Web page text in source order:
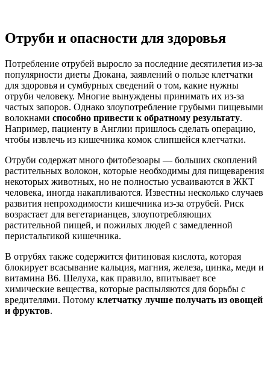
Отруби и опасности для здоровья
Потребление отрубей выросло за последние десятилетия из-за
популярности диеты Дюкана, заявлений о пользе клетчатки
для здоровья и сумбурных сведений о том, какие нужны
отруби человеку. Многие вынуждены принимать их из-за
частых запоров. Однако злоупотребление грубыми пищевыми
волокнами способно привести к обратному результату.
Например, пациенту в Англии пришлось сделать операцию,
чтобы извлечь из кишечника комок слипшейся клетчатки.
Отруби содержат много фитобезоары — больших скоплений
растительных волокон, которые необходимы для пищеварения
некоторых животных, но не полностью усваиваются в ЖКТ
человека, иногда накапливаются. Известны несколько случаев
развития непроходимости кишечника из-за отрубей. Риск
возрастает для вегетарианцев, злоупотребляющих
растительной пищей, и пожилых людей с замедленной
перистальтикой кишечника.
В отрубях также содержится фитиновая кислота, которая
блокирует всасывание кальция, магния, железа, цинка, меди и
витамина В6. Шелуха, как правило, впитывает все
химические вещества, которые распыляются для борьбы с
вредителями. Потому клетчатку лучше получать из овощей
и фруктов.